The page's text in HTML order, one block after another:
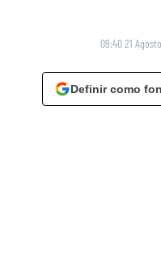
09:40 21
Definir como